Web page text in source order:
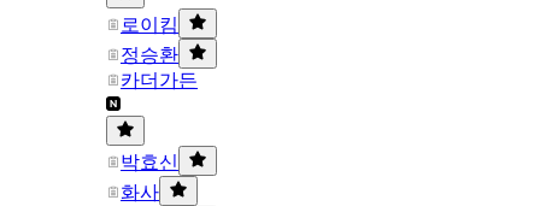
로이킴
정승환
카더가든
박효신
화사